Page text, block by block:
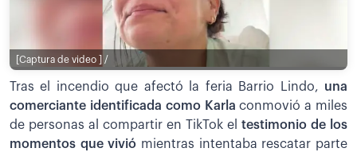
[Captura de video ] /
Tras el incendio que afectó la feria Barrio Lindo, una
comerciante identificada como Karlaconmovió a miles
de personas al compartir en TikTok el testimonio de los
momentos que vivió mientras intentaba rescatar parte